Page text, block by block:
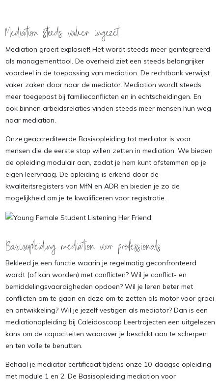
Mediation steeds vaker ingezet
Mediation groeit explosief! Het wordt steeds meer geïntegreerd
als managementtool. De overheid ziet een steeds belangrijker
voordeel in de toepassing van mediation. De rechtbank verwijst
vaker zaken door naar de mediator. Mediation wordt steeds
meer toegepast bij familieconflicten en in echtscheidingen. En
ook binnen arbeidsrelaties vinden steeds meer mensen hun weg
naar mediation.
Onze geaccrediteerde Basisopleiding tot mediator is voor
mensen die de eerste stap willen zetten in mediation. We bieden
de opleiding modulair aan, zodat je hem kunt afstemmen op je
eigen leervraag. De opleiding is erkend door de
kwaliteitsregisters van MfN en ADR en bieden je zo de
mogelijkheid om je te kwalificeren voor registratie.
Basisopleiding mediation voor professionals
Bekleed je een functie waarin je regelmatig geconfronteerd
wordt (of kan worden) met conflicten? Wil je conflict- en
bemiddelingsvaardigheden opdoen? Wil je leren beter met
conflicten om te gaan en deze om te zetten als motor voor groei
en ontwikkeling? Wil je jezelf vestigen als mediator? Dan is een
mediationopleiding bij Caleidoscoop Leertrajecten een uitgelezen
kans om de capaciteiten waarover je beschikt aan te scherpen
en ten volle te benutten.
Behaal je mediator certificaat tijdens onze 10-daagse opleiding
met module 1 en 2. De Basisopleiding mediation voor